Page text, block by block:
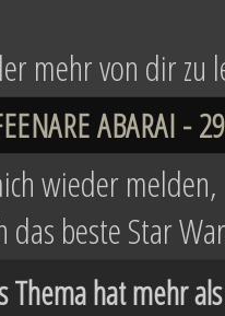
mehr von dir zu
ABARAI -
wieder
beste Star
Thema hat mehr